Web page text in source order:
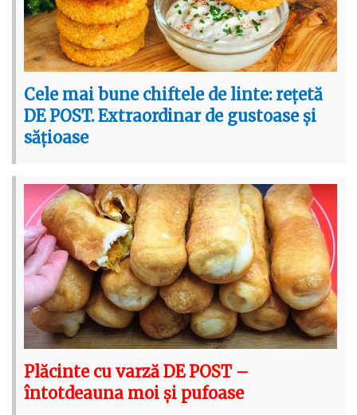
Cele mai bune chiftele de linte: rețetă
DE POST. Extraordinar de gustoase și
sățioase
Plăcinte cu varză DE POST –
întotdeauna moi și pufoase